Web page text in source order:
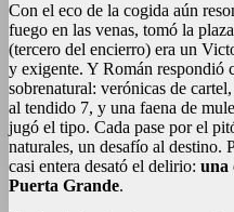
Con el eco de la cogida aún
fuego en las venas, tomó la
(tercero del encierro) era un
y exigente. Y Román respondió
sobrenatural: verónicas de
al tendido 7, y una faena de
jugó el tipo. Cada pase por el
naturales, un desafío al destino.
casi entera desató el delirio: una
Puerta Grande.